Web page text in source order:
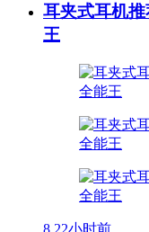
耳夹式耳机
王
8 22小时前